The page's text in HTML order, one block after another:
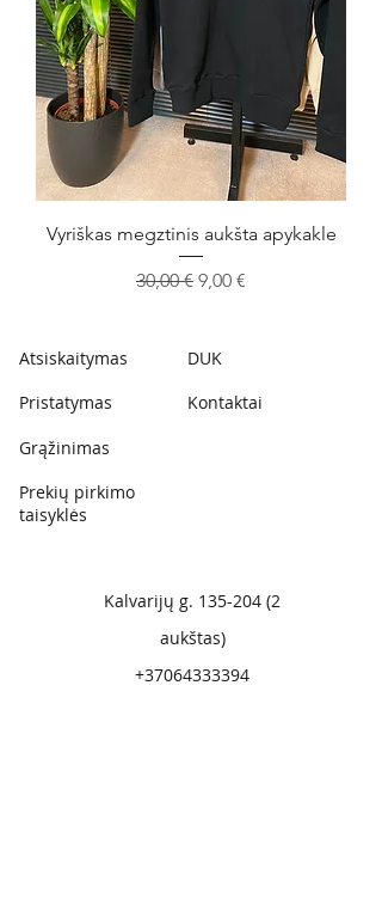
Vyriškas megztinis aukšta apykakle
Įprastinė kaina
30,00 € Pardavimo kaina
9,00 €
Atsiskaitymas
Pristatymas
Grąžinimas
Prekių pirkimo
taisyklės
DUK
Kontaktai
Kalvarijų g. 135-204 (2
aukštas)
+37064333394